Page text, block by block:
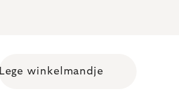
Shopping cart
Lege winkelmandje